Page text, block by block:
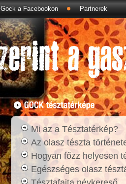
Gock a Facebookon Partnerek
Mi az a Tésztatérkép?
Az olasz tészta
Hogyan főzz helyesen
Egészséges olasz